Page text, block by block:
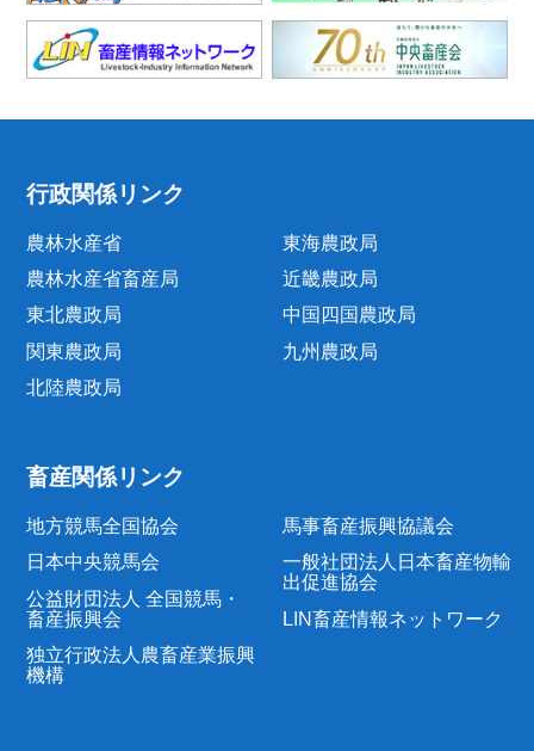
行政関係リンク
農林水産省
農林水産省畜産局
東北農政局
関東農政局
北陸農政局
東海農政局
近畿農政局
中国四国農政局
九州農政局
畜産関係リンク
地方競馬全国協会
日本中央競馬会
公益財団法人 全国競馬・
畜産振興会
独立行政法人農畜産業振興
機構
馬事畜産振興協議会
一般社団法人日本畜産物輸
出促進協会
LIN畜産情報ネットワーク